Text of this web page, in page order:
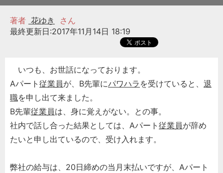
著者 花ゆき
さん
最終更新日:2017年11月14日 18:19
いつも、お世話になっております。
Aパート 従業員が、B先輩にパワハラ を受けていると、 退
職を申し出て来ました。
B先輩従業員は、身に覚えがない。との事。
社内で話し合った結果としては、Aパート 従業員が辞め
たいと申し出ているので、受け入れます。
弊社の給与は、20日締めの当月末払いですが、Aパート